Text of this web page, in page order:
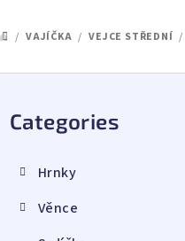
HOME
/ VAJÍČKA / VEJCE STŘEDNÍ /
Skip
categories
Categories
Hrnky
Věnce